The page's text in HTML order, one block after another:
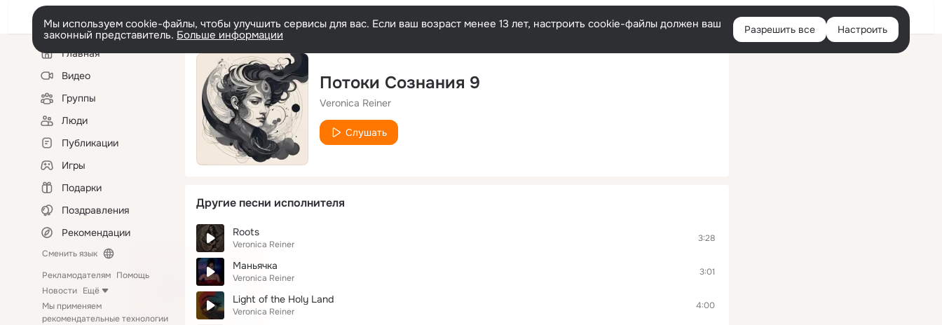
Войти
Мы используем cookie-файлы, чтобы улучшить сервисы для вас. Если ваш возраст менее 13 лет, настроить cookie-файлы должен ваш
законный представитель. Больше информации Разрешить все Настроить
Левая
колонкаГлавная
Видео
Группы
Люди
Публикации
Игры
Подарки
Поздравления
Рекомендации
Сменить язык
Рекламодателям Помощь
Новости Ещё
Мы применяем
рекомендательные технологии
Потоки Сознания 9
Veronica Reiner
Слушать
Другие песни исполнителя
Roots
Veronica Reiner
3:28
Маньячка
Veronica Reiner
3:01
Light of the Holy Land
Veronica Reiner
4:00